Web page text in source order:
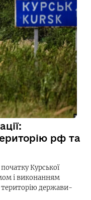
рф та
Курської
і виконанням
територію держави-